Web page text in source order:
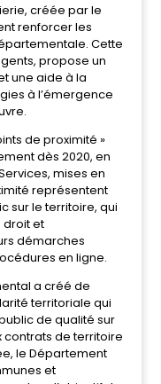
créée par le
renforcer les
Cette
propose un
une aide à la
à l’émergence
de proximité »
dès 2020, en
mises en
représentent
sur le territoire, qui
droit et
démarches
en ligne.
a créé de
territoriale qui
de qualité sur
contrats de territoire
le Département
et